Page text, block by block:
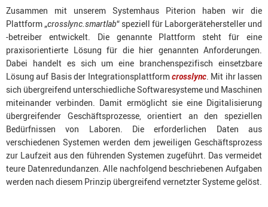
Zusammen mit unserem Systemhaus Piterion haben wir die
Plattform „crosslync.smartlab“ speziell für Laborgerätehersteller und
-betreiber entwickelt. Die genannte Plattform steht für eine
praxisorientierte Lösung für die hier genannten Anforderungen.
Dabei handelt es sich um eine branchenspezifisch einsetzbare
Lösung auf Basis der Integrationsplattformcrosslync. Mit ihr lassen
sich übergreifend unterschiedliche Softwaresysteme und Maschinen
miteinander verbinden. Damit ermöglicht sie eine Digitalisierung
übergreifender Geschäftsprozesse, orientiert an den speziellen
Bedürfnissen von Laboren. Die erforderlichen Daten aus
verschiedenen Systemen werden dem jeweiligen Geschäftsprozess
zur Laufzeit aus den führenden Systemen zugeführt. Das vermeidet
teure Datenredundanzen. Alle nachfolgend beschriebenen Aufgaben
werden nach diesem Prinzip übergreifend vernetzter Systeme gelöst.